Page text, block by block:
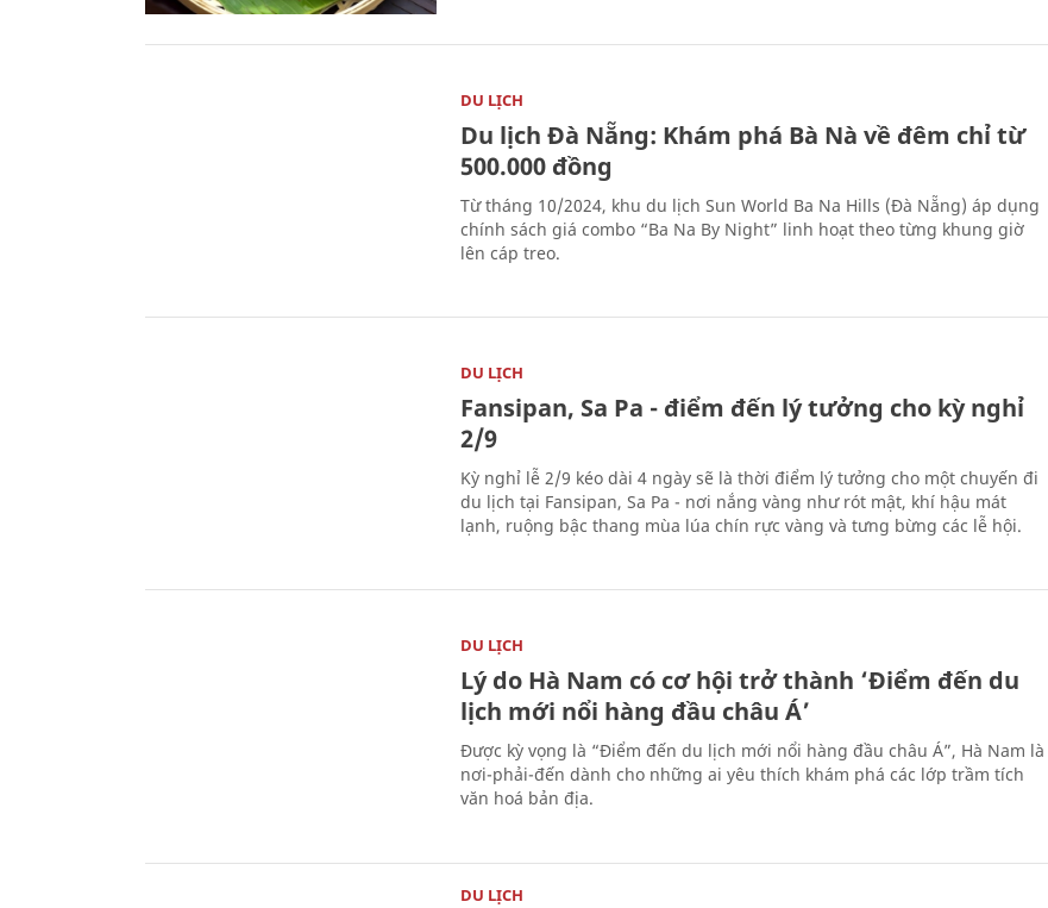
DU LỊCH
Du lịch Đà Nẵng: Khám phá Bà Nà về đêm chỉ từ
500.000 đồng
Từ tháng 10/2024, khu du lịch Sun World Ba Na Hills (Đà Nẵng) áp dụng
chính sách giá combo “Ba Na By Night” linh hoạt theo từng khung giờ
lên cáp treo.
DU LỊCH
Fansipan, Sa Pa - điểm đến lý tưởng cho kỳ nghỉ
2/9
Kỳ nghỉ lễ 2/9 kéo dài 4 ngày sẽ là thời điểm lý tưởng cho một chuyến đi
du lịch tại Fansipan, Sa Pa - nơi nắng vàng như rót mật, khí hậu mát
lạnh, ruộng bậc thang mùa lúa chín rực vàng và tưng bừng các lễ hội.
DU LỊCH
Lý do Hà Nam có cơ hội trở thành ‘Điểm đến du
lịch mới nổi hàng đầu châu Á’
Được kỳ vọng là “Điểm đến du lịch mới nổi hàng đầu châu Á”, Hà Nam là
nơi-phải-đến dành cho những ai yêu thích khám phá các lớp trầm tích
văn hoá bản địa.
DU LỊCH